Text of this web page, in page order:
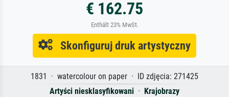
€ 162.75
Enthält 23% MwSt.
Skonfiguruj druk artystyczny
1831 · watercolour on paper · ID zdjęcia: 271425
Artyści niesklasyfikowani · Krajobrazy